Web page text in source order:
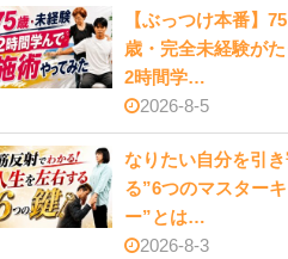
【ぶっつけ本番】75
歳・完全未経験が
2時間学…
2026-8-5
なりたい自分を引
る”6つのマスターキ
ー”とは…
2026-8-3